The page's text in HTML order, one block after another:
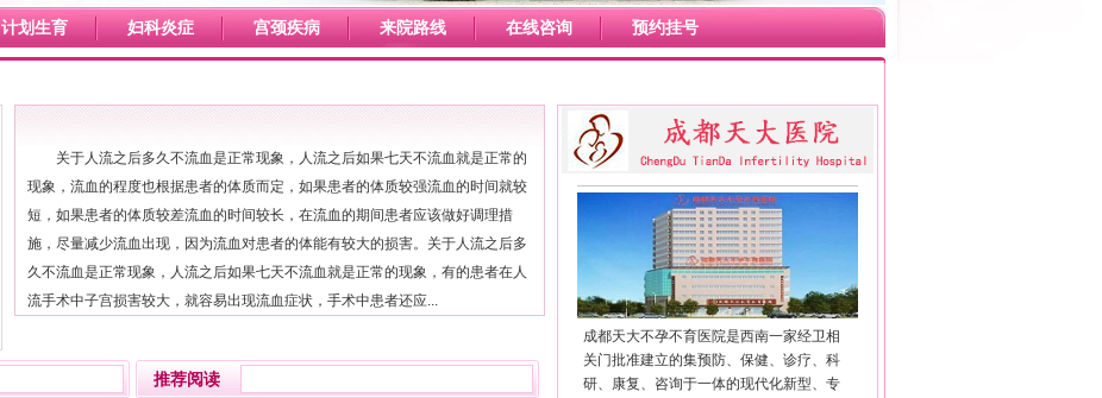
计划生育 妇科炎症 宫颈疾病 来院路线 在线咨询 预约挂号
关于人流之后多久不流血是正常现象，人流之后如果七天不流血就是正常的
现象，流血的程度也根据患者的体质而定，如果患者的体质较强流血的时间就较
短，如果患者的体质较差流血的时间较长，在流血的期间患者应该做好调理措
施，尽量减少流血出现，因为流血对患者的体能有较大的损害。关于人流之后多
久不流血是正常现象，人流之后如果七天不流血就是正常的现象，有的患者在人
流手术中子宫损害较大，就容易出现流血症状，手术中患者还应...
推荐阅读
成都天大不孕不育医院是西南一家经卫相
关门批准建立的集预防、保健、诊疗、科
研、康复、咨询于一体的现代化新型、专